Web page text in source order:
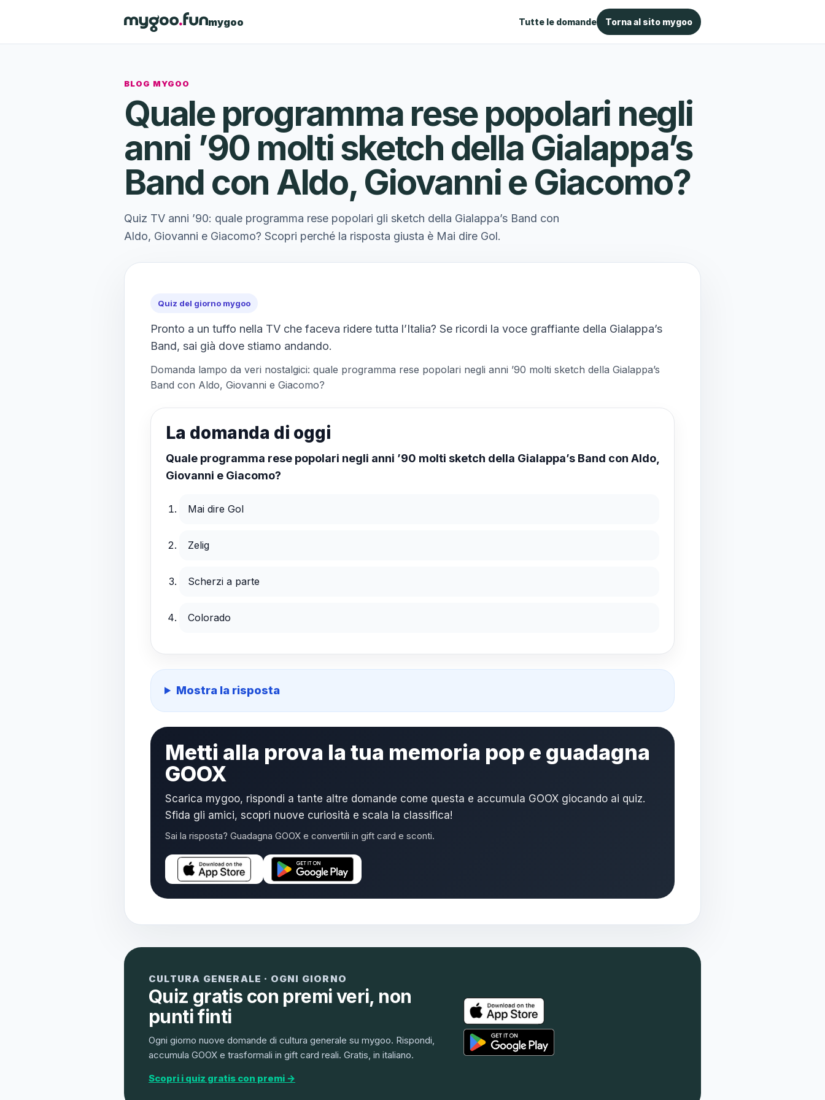
mygoo Tutte le domande Torna al sito mygoo
BLOG MYGOO
Quale programma rese popolari negli
anni ’90 molti sketch della Gialappa’s
Band con Aldo, Giovanni e Giacomo?
Quiz TV anni ’90: quale programma rese popolari gli sketch della Gialappa’s Band con
Aldo, Giovanni e Giacomo? Scopri perché la risposta giusta è Mai dire Gol.
Quiz del giorno mygoo
Pronto a un tuffo nella TV che faceva ridere tutta l’Italia? Se ricordi la voce graffiante della Gialappa’s
Band, sai già dove stiamo andando.
Domanda lampo da veri nostalgici: quale programma rese popolari negli anni ’90 molti sketch della Gialappa’s
Band con Aldo, Giovanni e Giacomo?
La domanda di oggi
Quale programma rese popolari negli anni ’90 molti sketch della Gialappa’s Band con Aldo,
Giovanni e Giacomo?
Mai dire Gol
Zelig
Scherzi a parte
Colorado
Mostra la risposta
Metti alla prova la tua memoria pop e guadagna
GOOX
Scarica mygoo, rispondi a tante altre domande come questa e accumula GOOX giocando ai quiz.
Sfida gli amici, scopri nuove curiosità e scala la classifica!
Sai la risposta? Guadagna GOOX e convertili in gift card e sconti.
CULTURA GENERALE · OGNI GIORNO
Quiz gratis con premi veri, non
punti finti
Ogni giorno nuove domande di cultura generale su mygoo. Rispondi,
accumula GOOX e trasformali in gift card reali. Gratis, in italiano.
Scopri i quiz gratis con premi →